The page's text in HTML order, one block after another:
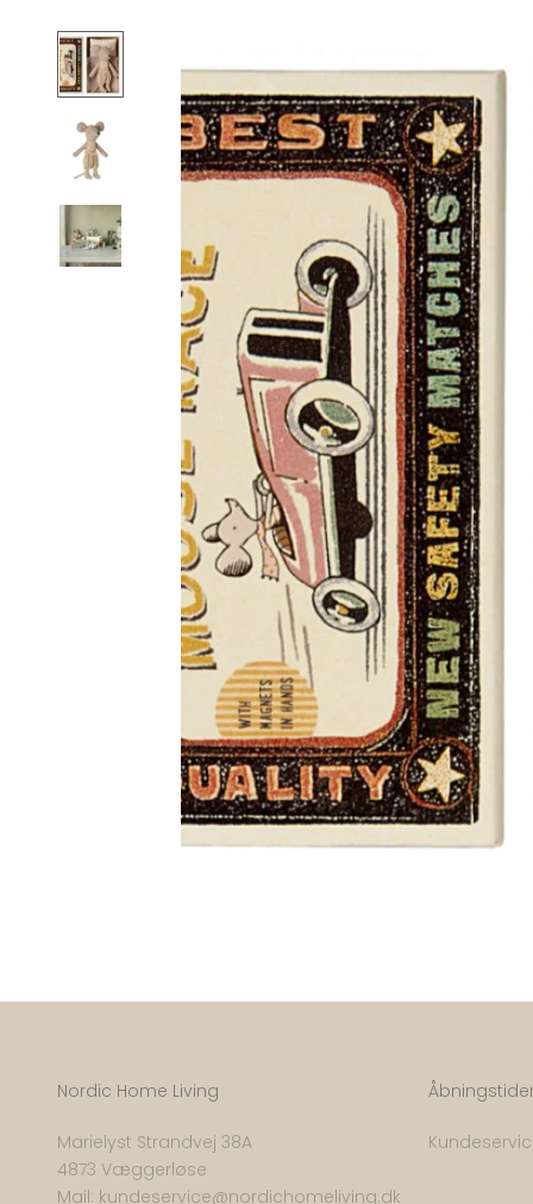
Nordic Home Living
Marielyst Strandvej 38A
4873 Væggerløse
Mail: kundeservice@nordichomeliving.dk